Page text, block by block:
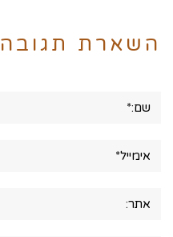
השארת תגובה